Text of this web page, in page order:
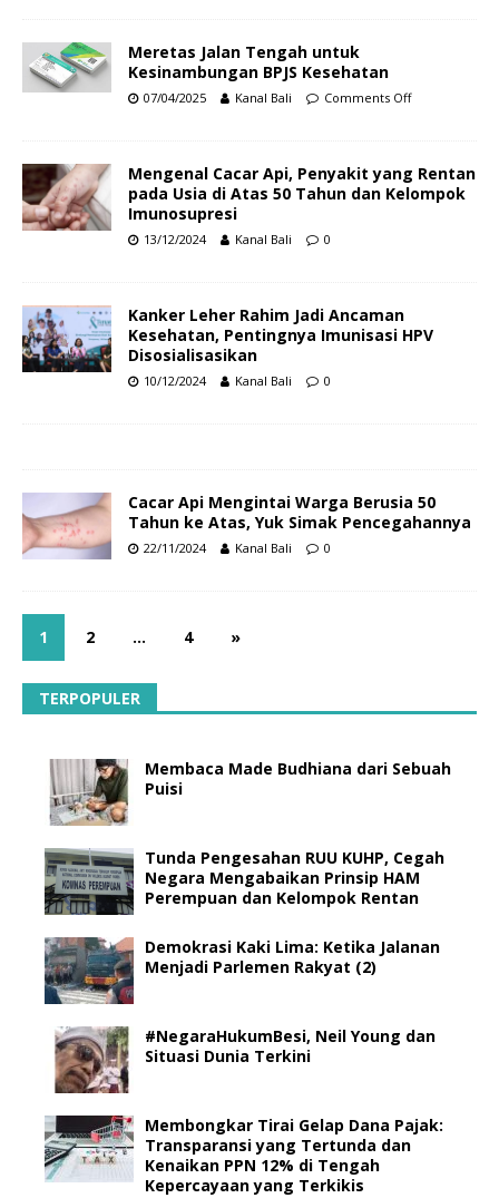
Meretas Jalan Tengah untuk
Kesinambungan BPJS Kesehatan
07/04/2025 Kanal Bali Comments Off
Mengenal Cacar Api, Penyakit yang Rentan
pada Usia di Atas 50 Tahun dan Kelompok
Imunosupresi
13/12/2024 Kanal Bali 0
Kanker Leher Rahim Jadi Ancaman
Kesehatan, Pentingnya Imunisasi HPV
Disosialisasikan
10/12/2024 Kanal Bali 0
Cacar Api Mengintai Warga Berusia 50
Tahun ke Atas, Yuk Simak Pencegahannya
22/11/2024 Kanal Bali 0
1 2 … 4 »
TERPOPULER
Membaca Made Budhiana dari Sebuah
Puisi
Tunda Pengesahan RUU KUHP, Cegah
Negara Mengabaikan Prinsip HAM
Perempuan dan Kelompok Rentan
Demokrasi Kaki Lima: Ketika Jalanan
Menjadi Parlemen Rakyat (2)
#NegaraHukumBesi, Neil Young dan
Situasi Dunia Terkini
Membongkar Tirai Gelap Dana Pajak:
Transparansi yang Tertunda dan
Kenaikan PPN 12% di Tengah
Kepercayaan yang Terkikis